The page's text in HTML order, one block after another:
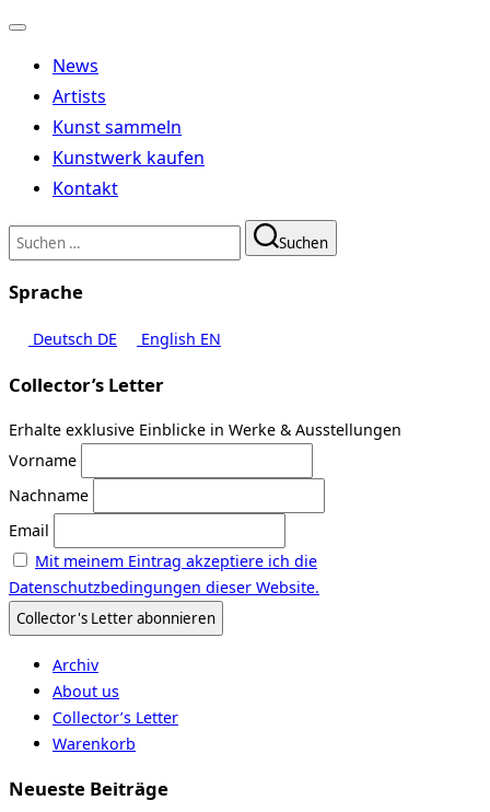
Navigation
umschalten
News
Artists
Kunst sammeln
Kunstwerk kaufen
Kontakt
Suchen
nach:
Suchen
Sprache
Deutsch DE English EN
Collector’s Letter
Erhalte exklusive Einblicke in Werke & Ausstellungen
Vorname
Nachname
Email
Mit meinem Eintrag akzeptiere ich die
Datenschutzbedingungen dieser Website.
Archiv
About us
Collector’s Letter
Warenkorb
Neueste Beiträge